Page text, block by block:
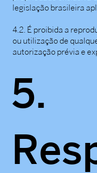
legislação brasileira
4.2. É proibida a
ou utilização de
autorização prévia e
5.